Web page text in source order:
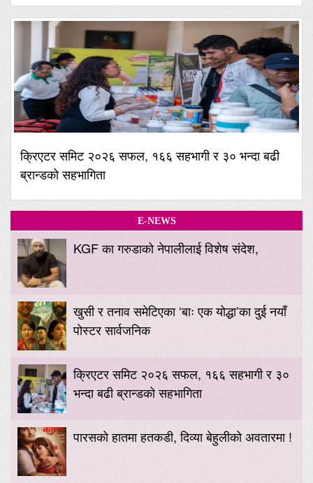
क्रिएटर समिट २०२६ सफल, १६६ सहभागी र ३० भन्दा बढी
ब्रान्डको सहभागिता
E-NEWS
KGF का गरुडाको नेपालीलाई विशेष संदेश,
खुसी र तनाव समेटिएका ‘बाः एक योद्धा’का दुई नयाँ
पोस्टर सार्वजनिक
क्रिएटर समिट २०२६ सफल, १६६ सहभागी र ३०
भन्दा बढी ब्रान्डको सहभागिता
पारसको हातमा हतकडी, दिव्या बेहुलीको अवतारमा !